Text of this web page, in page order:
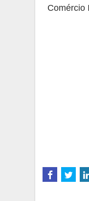
Comércio